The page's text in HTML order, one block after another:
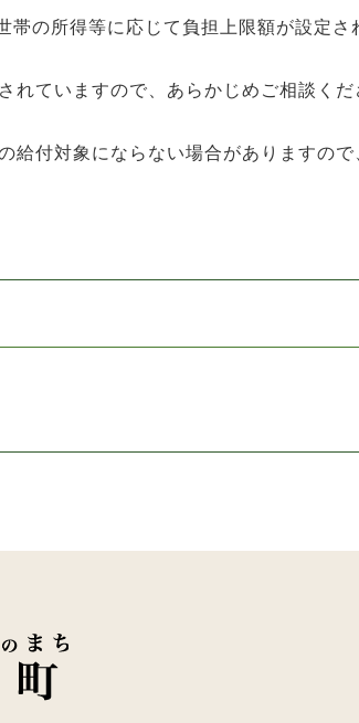
の所得等に応じて負担上限額が設定さ
ていますので、あらかじめご相談くだ
給付対象にならない場合がありますの